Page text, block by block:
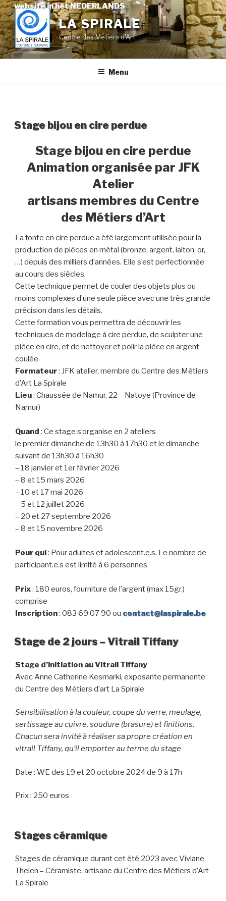
website in het NEDERLANDS
Skip
to
content
LA SPIRALE
Centre des Métiers d'Art
Menu
Stage bijou en cire perdue
Stage bijou en cire perdue
Animation organisée par JFK
Atelier
artisans membres du Centre
des Métiers d’Art
La fonte en cire perdue a été largement utilisée pour la
production de pièces en métal (bronze, argent, laiton, or,
…) depuis des milliers d’années. Elle s’est perfectionnée
au cours des siècles.
Cette technique permet de couler des objets plus ou
moins complexes d’une seule pièce avec une très grande
précision dans les détails.
Cette formation vous permettra de découvrir les
techniques de modelage à cire perdue, de sculpter une
pièce en cire, et de nettoyer et polir la pièce en argent
coulée
Formateur: JFK atelier, membre du Centre des Métiers
d’Art La Spirale
Lieu: Chaussée de Namur, 22 – Natoye (Province de
Namur)
Quand : Ce stage s’organise en 2 ateliers
le premier dimanche de 13h30 à 17h30 et le dimanche
suivant de 13h30 à 16h30
– 18 janvier et 1er février 2026
– 8 et 15 mars 2026
– 10 et 17 mai 2026
– 5 et 12 juillet 2026
– 20 et 27 septembre 2026
– 8 et 15 novembre 2026
Pour qui: Pour adultes et adolescent.e.s. Le nombre de
participant.e.s est limité à 6 personnes
Prix: 180 euros, fourniture de l’argent (max 15gr.)
comprise
Inscription: 083 69 07 90 ou contact@laspirale.be
Stage de 2 jours – Vitrail Tiffany
Stage d’initiation au Vitrail Tiffany
Avec Anne Catherine Kesmarki, exposante permanente
du Centre des Métiers d’art La Spirale
Sensibilisation à la couleur, coupe du verre, meulage,
sertissage au cuivre, soudure (brasure) et finitions.
Chacun sera invité à réaliser sa propre création en
vitrail Tiffany, qu’il emporter au terme du stage
Date : WE des 19 et 20 octobre 2024 de 9 à 17h
Prix : 250 euros
Stages céramique
Stages de céramique durant cet été 2023 avec Viviane
Thelen – Céramiste, artisane du Centre des Métiers d’Art
La Spirale